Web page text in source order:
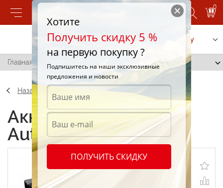
0
Позвонить Заказать услугу
Главная /
Назад
Аккумуляторы
Autopower A44-LB1
Хотите
Получить скидку 5 %
на первую покупку ?
Подпишитесь на наши эксклюзивные
предложения и новости
ПОЛУЧИТЬ СКИДКУ